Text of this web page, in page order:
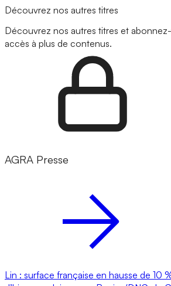
Découvrez nos autres titres
Découvrez nos autres titres et
accès à plus de contenus.
AGRA Presse
Lin : surface française en hausse de 10